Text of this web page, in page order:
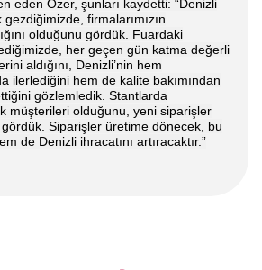
eden Özer, şunları kaydetti: “Denizli
gezdiğimizde, firmalarımızın
olduğunu gördük. Fuardaki
her geçen gün katma değerli
aldığını, Denizli’nin hem
ilerlediğini hem de kalite bakımından
gözlemledik. Stantlarda
müşterileri olduğunu, yeni siparişler
gördük. Siparişler üretime dönecek, bu
de Denizli ihracatını artıracaktır.”